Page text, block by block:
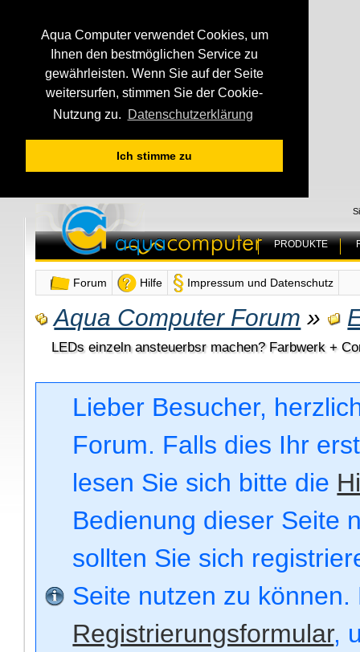
Aqua Computer verwendet Cookies, um
Ihnen den bestmöglichen Service zu
gewährleisten. Wenn Sie auf der Seite
weitersurfen, stimmen Sie der Cookie-
Nutzung zu.
Datenschutzerklärung
Ich stimme zu
PRODUKTE
Forum Hilfe Impressum und Datenschutz
Aqua Computer Forum »
LEDs einzeln ansteuerbsr machen? Farbwerk +
Lieber Besucher,
Forum. Falls dies Ihr
lesen Sie sich bitte die
Bedienung dieser Seite
sollten Sie sich
Seite nutzen zu
Registrierungsformular,